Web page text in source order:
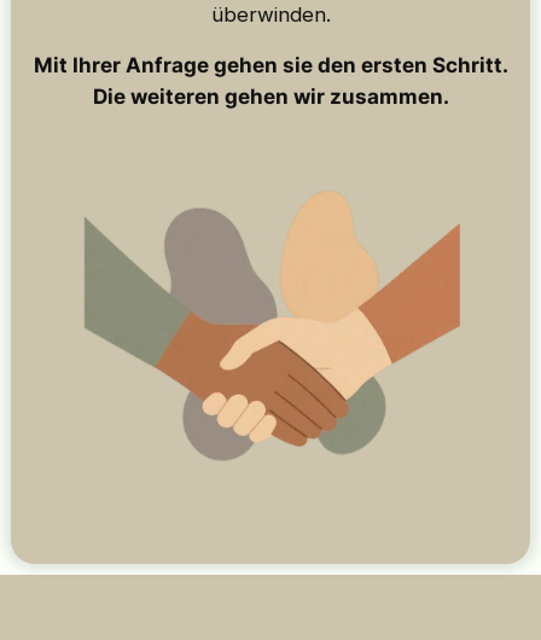
überwinden.
Mit Ihrer Anfrage gehen sie den ersten Schritt.
Die weiteren gehen wir zusammen.